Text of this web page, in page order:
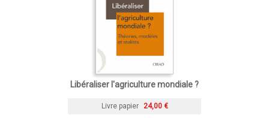
Libéraliser l'agriculture mondiale ?
Livre papier 24,00 €